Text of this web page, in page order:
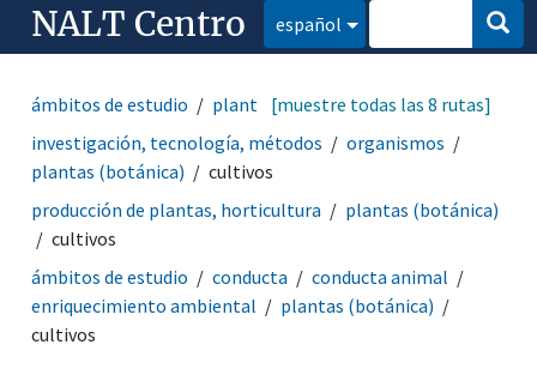
NALT Centro español
ámbitos de estudio plantas (botánica) cultivos
[muestre todas las 8 rutas]
investigación, tecnología, métodos
organismos
plantas (botánica)
cultivos
producción de plantas, horticultura
plantas (botánica)
cultivos
ámbitos de estudio
conducta
conducta animal
enriquecimiento ambiental
plantas (botánica)
cultivos